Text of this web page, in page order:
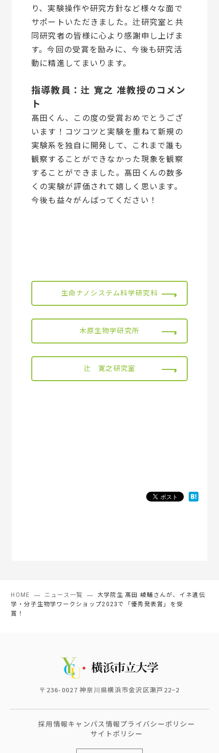
り、実験操作や研究方針など様々な面で
サポートいただきました。辻研究室と共
同研究者の皆様に心より感謝申し上げま
す。今回の受賞を励みに、今後も研究活
動に精進してまいります。
指導教員：辻 寛之 准教授のコメン
ト
髙田くん、この度の受賞おめでとうござ
います！コツコツと実験を重ねて新規の
実験系を独自に開発して、これまで誰も
観察することができなかった現象を観察
することができました。髙田くんの数多
くの実験が評価されて嬉しく思います。
今後も益々がんばってください！
生命ナノシステム科学研究科
木原生物学研究所
辻 寛之研究室
HOME ニュース一覧
大学院生 髙田 崚輔さんが、イネ遺伝
学・分子生物学ワークショップ2023で「優秀発表賞」を受
賞！
〒236-0027 神奈川県横浜市金沢区瀬戸22−2
採用情報キャンパス情報プライバシーポリシー
サイトポリシー